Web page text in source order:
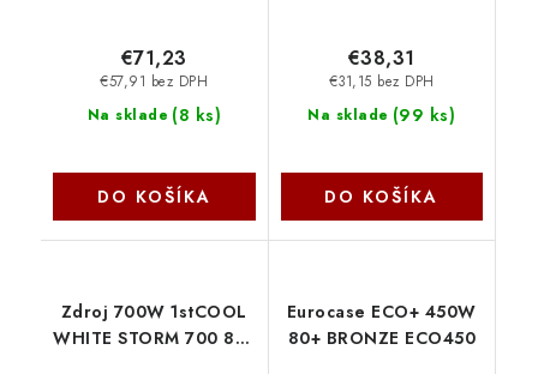
Na sklade (8 ks)
€57,91 bez DPH
€71,23
DO KOŠÍKA
Na sklade (99 ks)
€31,15 bez DPH
€38,31
DO KOŠÍKA
Zdroj 700W 1stCOOL
WHITE STORM 700 85+
Eurocase ECO+ 450W
80+ BRONZE ECO450